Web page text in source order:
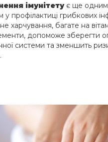
імунітету є ще
у профілактиці грибкових
харчування, багате на
допоможе зберегти
системи та зменшить